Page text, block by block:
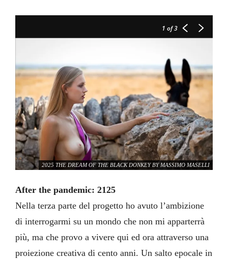
1 of 3
2025 THE DREAM OF THE BLACK DONKEY BY MASSIMO MASELLI
After the pandemic: 2125
Nella terza parte del progetto ho avuto l’ambizione
di interrogarmi su un mondo che non mi apparterrà
più, ma che provo a vivere qui ed ora attraverso una
proiezione creativa di cento anni. Un salto epocale in